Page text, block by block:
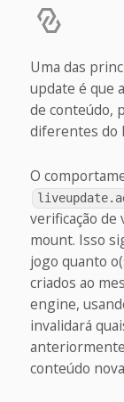
Uma das
update é que
de conteúdo,
diferentes do
O
verificação de
mount. Isso
jogo quanto
criados ao
engine,
invalidará
conteúdo